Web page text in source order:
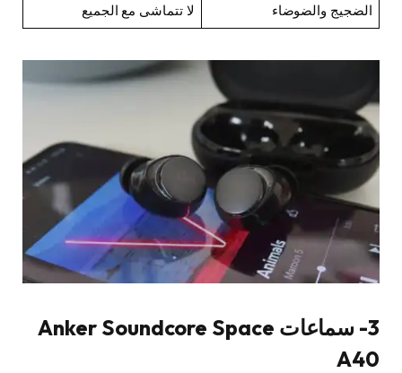
الضجيج والضوضاء
لا تتماشى مع الجميع
3- سماعات Anker Soundcore Space
A40